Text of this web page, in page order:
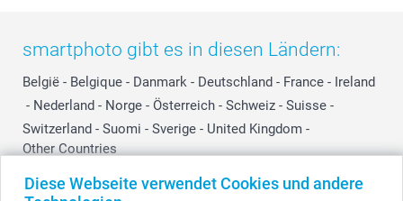
Diese Webseite verwendet Cookies und andere
smartphoto gibt es in diesen Ländern:
België - Belgique - Danmark - Deutschland - France - Ireland
- Nederland - Norge - Österreich - Schweiz - Suisse -
Switzerland - Suomi - Sverige - United Kingdom -
Other Countries